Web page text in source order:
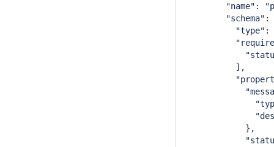
"name":
"schema":
"type":
],
"type":
"description":
},